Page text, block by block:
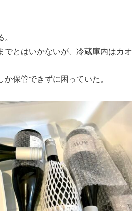
でとはいかないが、冷蔵庫内はカオ
か保管できずに困っていた。